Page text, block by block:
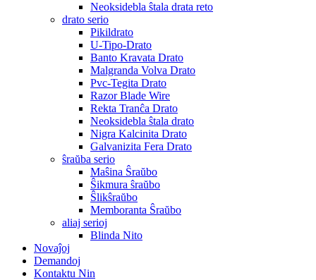
Neoksidebla ŝtala drata reto
drato serio
Pikildrato
U-Tipo-Drato
Banto Kravata Drato
Malgranda Volva Drato
Pvc-Tegita Drato
Razor Blade Wire
Rekta Tranĉa Drato
Neoksidebla ŝtala drato
Nigra Kalcinita Drato
Galvanizita Fera Drato
ŝraŭba serio
Maŝina Ŝraŭbo
Ŝikmura ŝraŭbo
Ŝlikŝraŭbo
Memboranta Ŝraŭbo
aliaj serioj
Blinda Nito
Novaĵoj
Demandoj
Kontaktu Nin